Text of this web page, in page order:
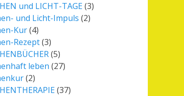
und LICHT-TAGE(3)
und Licht-Impuls (2)
Kur(4)
Rezept(3)
(5)
leben (27)
(2)
(37)